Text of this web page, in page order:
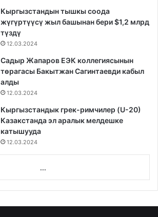
Кыргызстандын тышкы соода
жүгүртүүсү жыл башынан бери $1,2 млрд
түздү
12.03.2024
Садыр Жапаров ЕЭК коллегиясынын
төрагасы Бакытжан Сагинтаевди кабыл
алды
12.03.2024
Кыргызстандык грек-римчилер (U-20)
Казакстанда эл аралык мелдешке
катышууда
12.03.2024
...